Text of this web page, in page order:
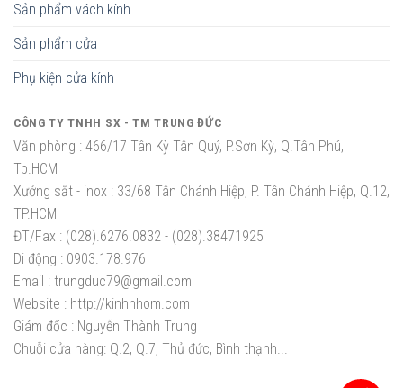
Sản phẩm vách kính
Sản phẩm cửa
Phụ kiện cửa kính
CÔNG TY TNHH SX - TM TRUNG ĐỨC
Văn phòng : 466/17 Tân Kỳ Tân Quý, P.Sơn Kỳ, Q.Tân Phú,
Tp.HCM
Xưởng sắt - inox : 33/68 Tân Chánh Hiệp, P. Tân Chánh Hiệp, Q.12,
TP.HCM
ĐT/Fax : (028).6276.0832 - (028).38471925
Di động : 0903.178.976
Email : trungduc79@gmail.com
Website : http://kinhnhom.com
Giám đốc : Nguyễn Thành Trung
Chuỗi cửa hàng: Q.2, Q.7, Thủ đức, Bình thạnh...